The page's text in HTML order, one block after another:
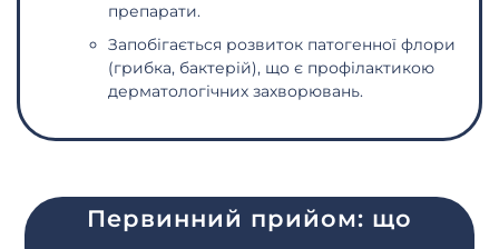
препарати.
Запобігається розвиток патогенної флори
(грибка, бактерій), що є профілактикою
дерматологічних захворювань.
Первинний прийом: що